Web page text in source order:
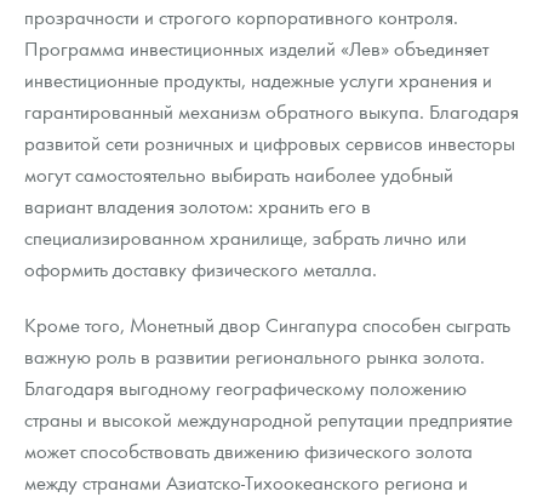
прозрачности и строгого корпоративного контроля.
Программа инвестиционных изделий «Лев» объединяет
инвестиционные продукты, надежные услуги хранения и
гарантированный механизм обратного выкупа. Благодаря
развитой сети розничных и цифровых сервисов инвесторы
могут самостоятельно выбирать наиболее удобный
вариант владения золотом: хранить его в
специализированном хранилище, забрать лично или
оформить доставку физического металла.
Кроме того, Монетный двор Сингапура способен сыграть
важную роль в развитии регионального рынка золота.
Благодаря выгодному географическому положению
страны и высокой международной репутации предприятие
может способствовать движению физического золота
между странами Азиатско-Тихоокеанского региона и